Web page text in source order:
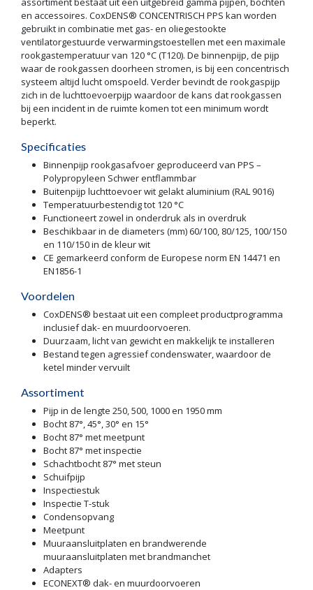
en accessoires. CoxDENS® CONCENTRISCH PPS kan worden
gebruikt in combinatie met gas- en oliegestookte
ventilatorgestuurde verwarmingstoestellen met een maximale
rookgastemperatuur van 120 °C (T120). De binnenpijp, de pijp
waar de rookgassen doorheen stromen, is bij een concentrisch
systeem altijd lucht omspoeld. Verder bevindt de rookgaspijp
zich in de luchttoevoerpijp waardoor de kans dat rookgassen
bij een incident in de ruimte komen tot een minimum wordt
beperkt.
Specificaties
Binnenpijp rookgasafvoer geproduceerd van PPS –
Polypropyleen Schwer entflammbar
Buitenpijp luchttoevoer wit gelakt aluminium (RAL 9016)
Temperatuurbestendig tot 120 °C
Functioneert zowel in onderdruk als in overdruk
Beschikbaar in de diameters (mm) 60/100, 80/125, 100/150
en 110/150 in de kleur wit
CE gemarkeerd conform de Europese norm EN 14471 en
EN1856-1
Voordelen
CoxDENS® bestaat uit een compleet productprogramma
inclusief dak- en muurdoorvoeren.
Duurzaam, licht van gewicht en makkelijk te installeren
Bestand tegen agressief condenswater, waardoor de
ketel minder vervuilt
Assortiment
Pijp in de lengte 250, 500, 1000 en 1950 mm
Bocht 87°, 45°, 30° en 15°
Bocht 87° met meetpunt
Bocht 87° met inspectie
Schachtbocht 87° met steun
Schuifpijp
Inspectiestuk
Inspectie T-stuk
Condensopvang
Meetpunt
Muuraansluitplaten en brandwerende
muuraansluitplaten met brandmanchet
Adapters
ECONEXT® dak- en muurdoorvoeren